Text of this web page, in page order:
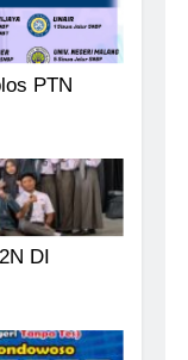
PTN
DI